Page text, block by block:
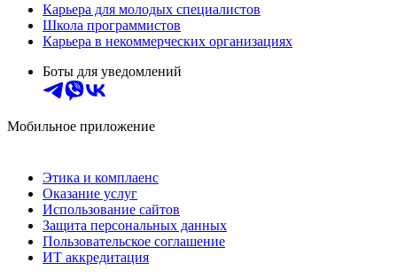
Карьера для молодых специалистов
Школа программистов
Карьера в некоммерческих организациях
Боты для уведомлений
Мобильное приложение
Этика и комплаенс
Оказание услуг
Использование сайтов
Защита персональных данных
Пользовательское соглашение
ИТ аккредитация